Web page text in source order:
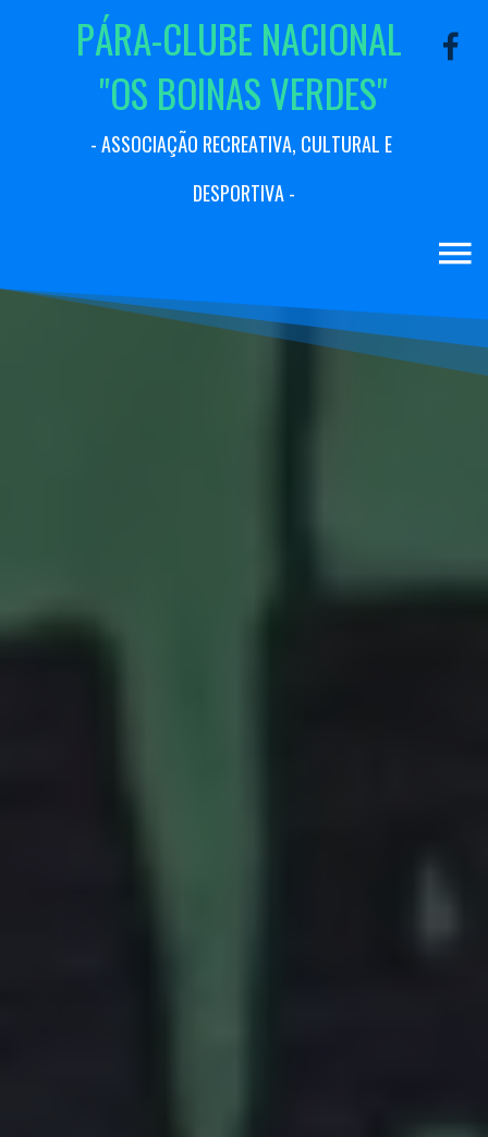
PÁRA-CLUBE NACIONAL
"OS BOINASVERDES"
- ASSOCIAÇÃO RECREATIVA, CULTURAL E
DESPORTIVA-